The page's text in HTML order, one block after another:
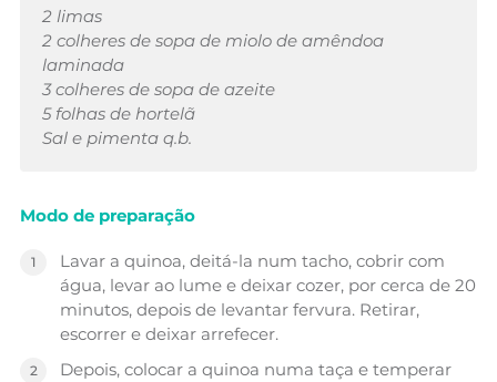
2 limas
2 colheres de sopa de miolo de amêndoa
laminada
3 colheres de sopa de azeite
5 folhas de hortelã
Sal e pimenta q.b.
Modo de preparação
Lavar a quinoa, deitá-la num tacho, cobrir com
água, levar ao lume e deixar cozer, por cerca de 20
minutos, depois de levantar fervura. Retirar,
escorrer e deixar arrefecer.
Depois, colocar a quinoa numa taça e temperar